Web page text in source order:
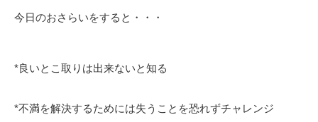
今日のおさらいをすると・・・
*良いとこ取りは出来ないと知る
*不満を解決するためには失うことを恐れずチャレンジ